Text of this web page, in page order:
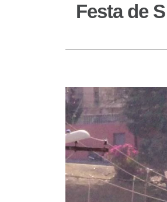
Festa de